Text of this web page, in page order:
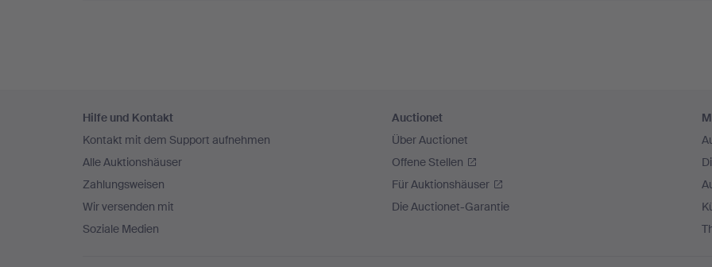
Navigation
Hilfe und Kontakt
Kontakt mit dem Support aufnehmen
Alle Auktionshäuser
Zahlungsweisen
Wir versenden mit
Soziale Medien
Auctionet
Über Auctionet
Offene Stellen
Für Auktionshäuser
Die Auctionet-Garantie